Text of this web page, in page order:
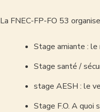
La FNEC-FP-FO 53
Stage amiante :
Stage santé /
stage AESH : le
Stage F.O. A quoi